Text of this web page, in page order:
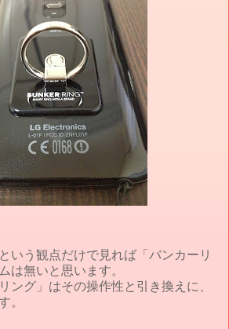
いう観点だけで見れば「バンカーリ
は無いと思います。
ング」はその操作性と引き換えに、
。